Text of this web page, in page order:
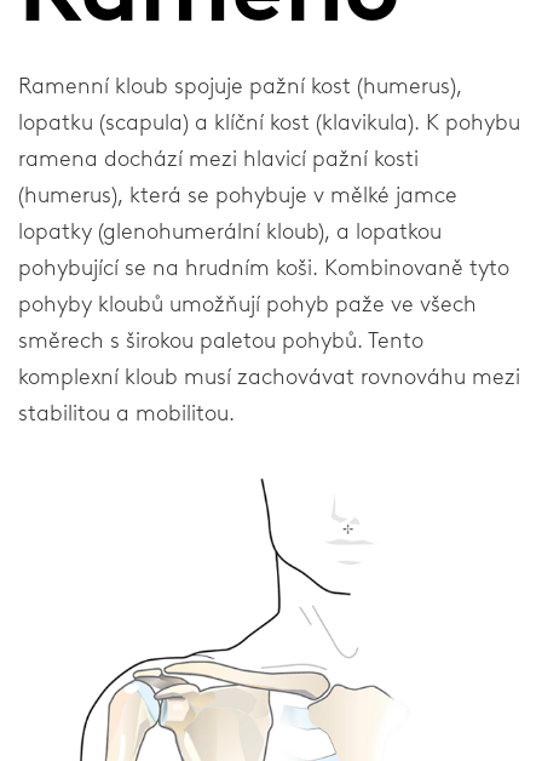
Krční límce
Loketní ortézy
Ramenní ortézy
Témata o zranění
Zranění
Chodidlo
Kotnik
Koleno
Páteř
Loket
Rameno
Společnosti
Ramenní kloub spojuje pažní kost (humerus),
lopatku (scapula) a klíční kost (klavikula). K pohybu
ramena dochází mezi hlavicí pažní kosti
(humerus), která se pohybuje v mělké jamce
lopatky (glenohumerální kloub), a lopatkou
pohybující se na hrudním koši. Kombinovaně tyto
pohyby kloubů umožňují pohyb paže ve všech
směrech s širokou paletou pohybů. Tento
komplexní kloub musí zachovávat rovnováhu mezi
stabilitou a mobilitou.